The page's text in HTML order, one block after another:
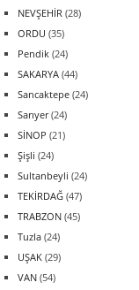
NEVŞEHİR (28)
ORDU (35)
Pendik (24)
SAKARYA (44)
Sancaktepe (24)
Sarıyer(24)
SİNOP (21)
Şişli (24)
Sultanbeyli (24)
TEKİRDAĞ (47)
TRABZON (45)
Tuzla (24)
UŞAK (29)
VAN (54)